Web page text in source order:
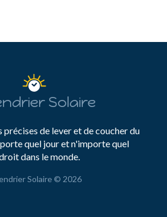
Solaire
précises de lever et de coucher du
quel jour et n'importe quel
dans le monde.
Solaire © 2026